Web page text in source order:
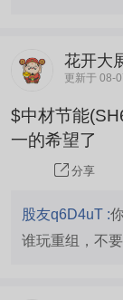
花开大
更新于 08-
$中材节能
一的希望了
分享
股友q6D4uT :
谁玩重组，不